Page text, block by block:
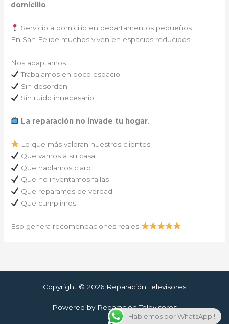
domicilio
Servicio a domicilio en departamentos pequeños
En San Felipe muchos viven en espacios reducidos.
Nos adaptamos:
Trabajamos en poco espacio
Sin desorden
Sin ruido innecesario
La reparación no invade tu hogar.
Lo que más valoran nuestros clientes
Que vamos a su casa
Que hablamos claro
Que no inventamos fallas
Que reparamos de verdad
Que cumplimos
Eso genera recomendaciones reales
Copyright © 2026 Reparación Televisores
Powered by Reparación Televisores
Hablemos por WhatsApp !